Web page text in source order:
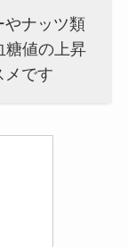
やナッツ類
糖値の上昇
メです